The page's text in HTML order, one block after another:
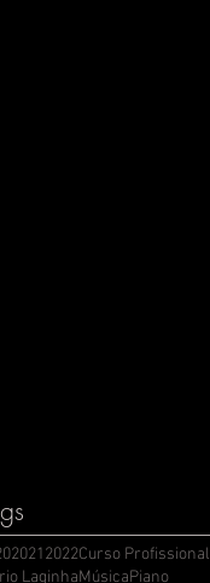
20212022Curso Profissional
LaginhaMúsicaPiano